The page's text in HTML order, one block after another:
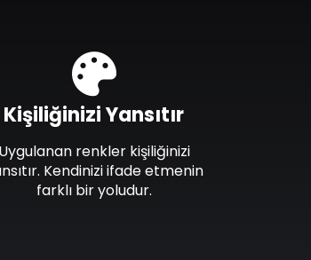
Kişiliğinizi Yansıtır
Uygulanan renkler kişiliğinizi
Kendinizi ifade etmenin
farklı bir yoludur.